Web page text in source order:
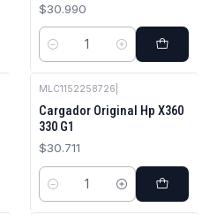
$30.990
Cantidad
MLC1152258726
Cargador Original Hp X360
330 G1
$30.711
Cantidad